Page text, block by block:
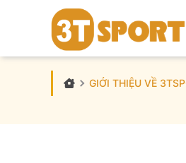
GIỚI THIỆU VỀ